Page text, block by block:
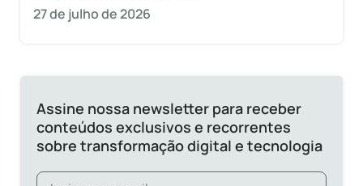
27 de julho de 2026
Assine nossa newsletter para receber
conteúdos exclusivos e recorrentes
sobre transformação digital e tecnologia